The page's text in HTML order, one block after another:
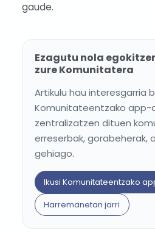
gaude.
Ezagutu nola
zure Komunitatera
Artikulu hau interesgarria
Komunitateentzako app-
zentralizatzen dituen
erreserbak, gorabeherak,
gehiago.
Ikusi Komunitateentzako
Harremanetan jarri